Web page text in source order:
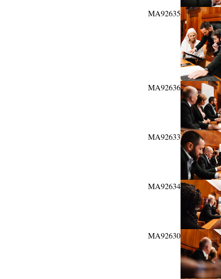
MA92635
MA92636
MA92633
MA92634
MA92630